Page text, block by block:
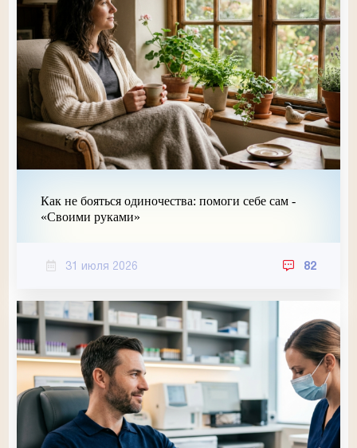
Как не бояться одиночества: помоги себе сам -
«Своими руками»
31 июля 2026 82